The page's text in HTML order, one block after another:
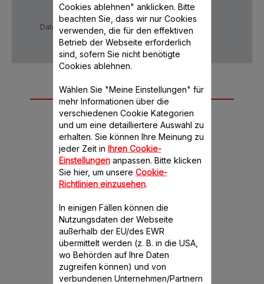
Datenschutzrichtlinie AGB
Weiteres
empfohlenes
Zubehör
Deckel für Mixbehälter
3D SS-1600007554
Schützt vor Spritzern
Cookies ablehnen" anklicken. Bitte
beachten Sie, dass wir nur Cookies
verwenden, die für den effektiven
Betrieb der Webseite erforderlich
sind, sofern Sie nicht benötigte
Cookies ablehnen.
Wählen Sie "Meine Einstellungen" für
mehr Informationen über die
verschiedenen Cookie Kategorien
und um eine detailliertere Auswahl zu
erhalten. Sie können Ihre Meinung zu
jeder Zeit in Ihren Cookie-
Einstellungenanpassen. Bitte klicken
Sie hier, um unsere Cookie-
Richtlinien einzusehen.
In einigen Fällen können die
Nutzungsdaten der Webseite
außerhalb der EU/des EWR
übermittelt werden (z. B. in die USA,
wo Behörden auf Ihre Daten
zugreifen können) und von
verbundenen Unternehmen/Partnern